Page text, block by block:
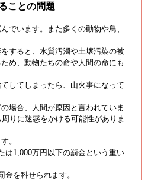
ことの問題
でいます。また多くの動物や鳥、
すると、水質汚濁や土壌汚染の被
め、動物たちの命や人間の命にも
してしまったら、山火事になって
場合、人間が原因と言われていま
りに迷惑をかける可能性がありま
。
は1,000万円以下の罰金という重い
を科せられます。